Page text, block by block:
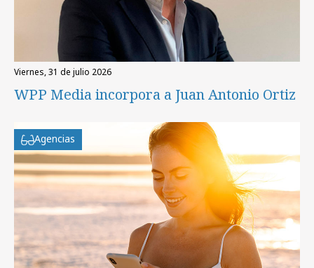
viernes, 31 de julio 2026
WPP Media incorpora a Juan Antonio Ortiz
Agencias